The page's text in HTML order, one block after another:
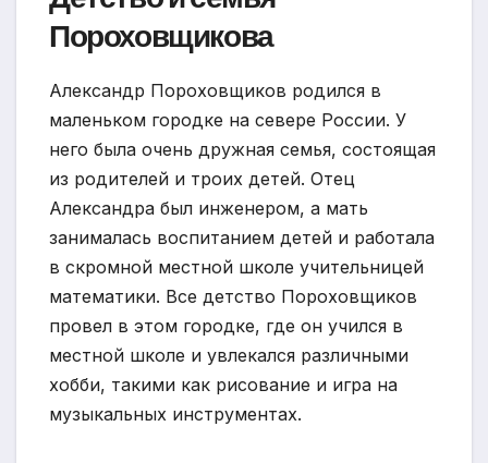
Пороховщикова
Александр Пороховщиков родился в
маленьком городке на севере России. У
него была очень дружная семья, состоящая
из родителей и троих детей. Отец
Александра был инженером, а мать
занималась воспитанием детей и работала
в скромной местной школе учительницей
математики. Все детство Пороховщиков
провел в этом городке, где он учился в
местной школе и увлекался различными
хобби, такими как рисование и игра на
музыкальных инструментах.